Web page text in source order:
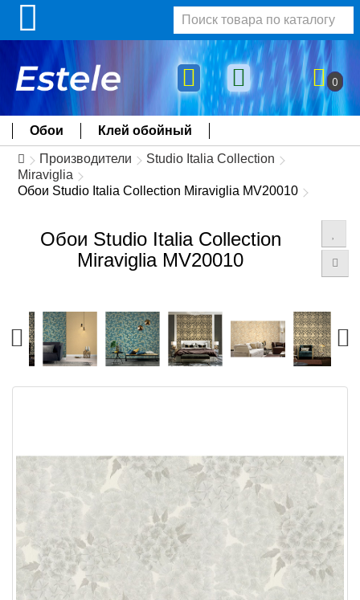
0
Обои Клей обойный
Производители
Studio Italia Collection
Miraviglia
Обои Studio Italia Collection Miraviglia MV20010
Обои Studio Italia Collection
Miraviglia MV20010